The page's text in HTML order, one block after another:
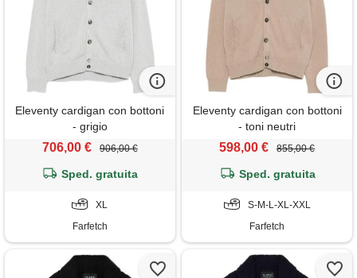
Eleventy cardigan con bottoni
- grigio
706,00 € 906,00 €
Sped. gratuita
XL
Farfetch
Eleventy cardigan con bottoni
- toni neutri
598,00 € 855,00 €
Sped. gratuita
S-M-L-XL-XXL
Farfetch